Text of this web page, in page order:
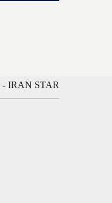
IRAN STAR - ایران استار